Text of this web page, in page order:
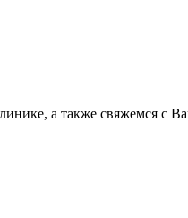
а также свяжемся с